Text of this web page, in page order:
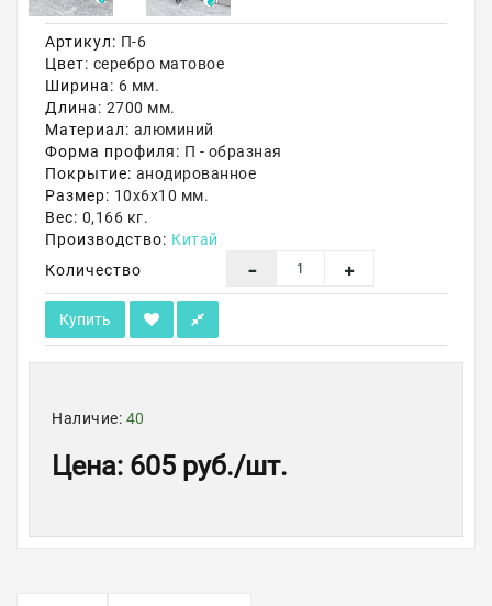
Артикул: П-6
Цвет: серебро матовое
Ширина: 6 мм.
Длина: 2700 мм.
Материал: алюминий
Форма профиля: П - образная
Покрытие: анодированное
Размер: 10х6х10 мм.
Вес: 0,166 кг.
Производство: Китай
Количество
Купить
Наличие: 40
Цена: 605 руб./шт.